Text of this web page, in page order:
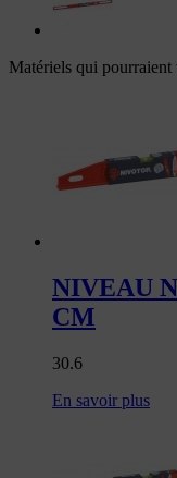
Matériels qui pourraient
NIVEAU
CM
30.6
En savoir plus